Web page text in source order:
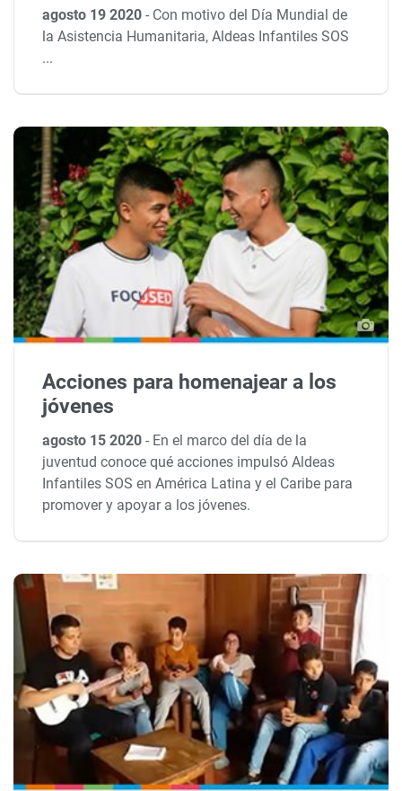
agosto 19 2020- Con motivo del Día Mundial de
la Asistencia Humanitaria, Aldeas Infantiles SOS
...
Acciones para homenajear a los
jóvenes
agosto 15 2020- En el marco del día de la
juventud conoce qué acciones impulsó Aldeas
Infantiles SOS en América Latina y el Caribe para
promover y apoyar a los jóvenes.